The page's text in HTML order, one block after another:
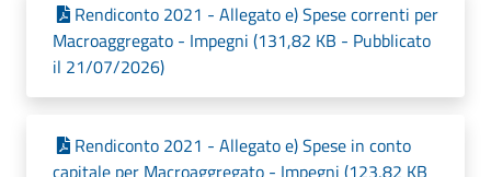
Rendiconto 2021 - Allegato e) Spese correnti per
Macroaggregato - Impegni (131,82 KB - Pubblicato
il 21/07/2026)
Rendiconto 2021 - Allegato e) Spese in conto
capitale per Macroaggregato - Impegni (123,82 KB